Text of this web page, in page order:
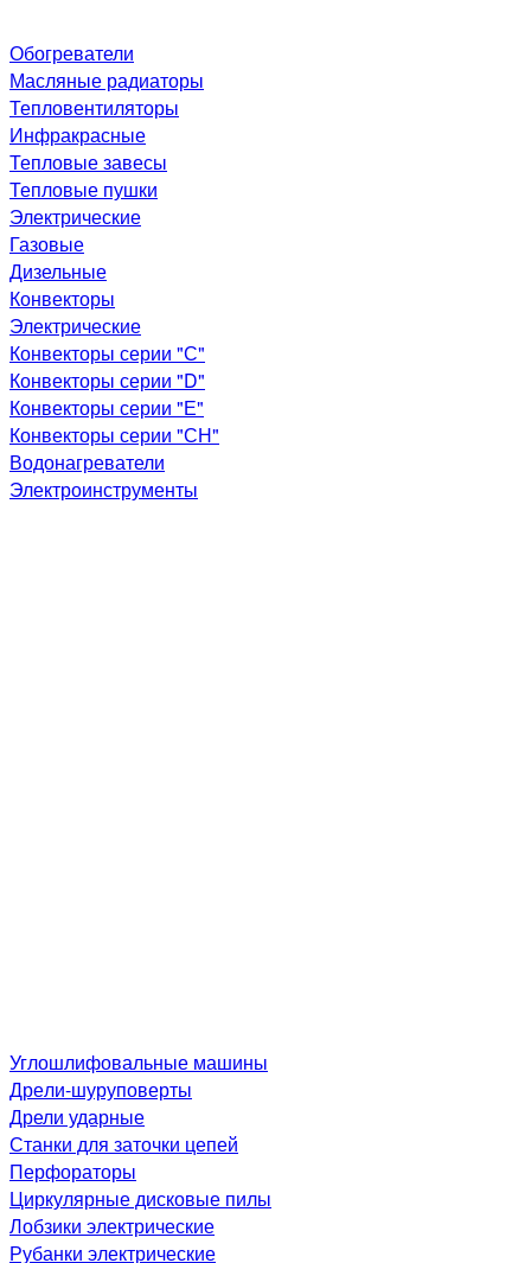
Обогреватели
Масляные радиаторы
Тепловентиляторы
Инфракрасные
Тепловые завесы
Тепловые пушки
Электрические
Газовые
Дизельные
Конвекторы
Электрические
Конвекторы серии "С"
Конвекторы серии "D"
Конвекторы серии "Е"
Конвекторы серии "СН"
Водонагреватели
Электроинструменты
Углошлифовальные машины
Дре­ли-шу­рупо­вер­ты
Дрели ударные
Станки для заточки цепей
Перфораторы
Циркулярные дисковые пилы
Лобзики электрические
Рубанки электрические